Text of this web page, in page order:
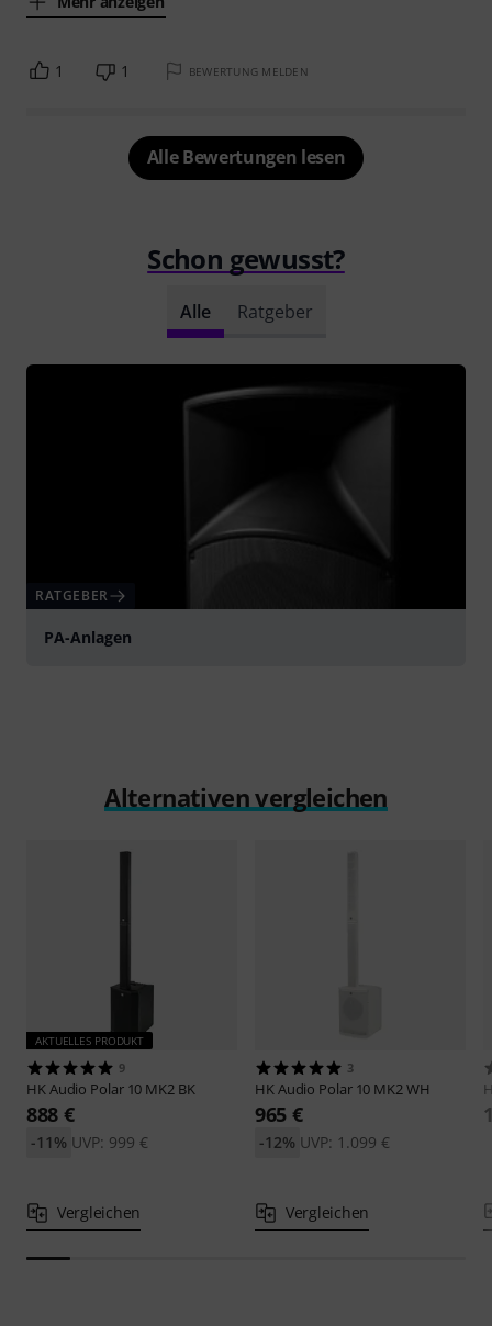
1 1 BEWERTUNG MELDEN
Alle Bewertungen lesen
Schon gewusst?
Alle Ratgeber
RATGEBER
PA-Anlagen
Alternativen vergleichen
AKTUELLES PRODUKT
9
HK Audio Polar 10 MK2 BK
888 €
UVP: 999 €
-11%
Vergleichen
3
HK Audio Polar 10 MK2 WH
965 €
UVP: 1.099 €
-12%
Vergleichen